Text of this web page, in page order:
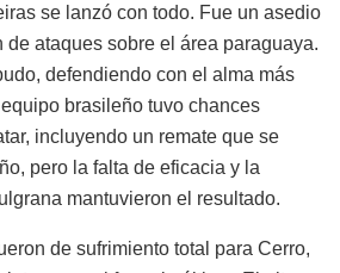
se lanzó con todo. Fue un asedio
de ataques sobre el área paraguaya.
defendiendo con el alma más
brasileño tuvo chances
incluyendo un remate que se
pero la falta de eficacia y la
mantuvieron el resultado.
de sufrimiento total para Cerro,